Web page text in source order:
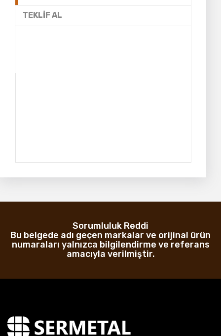
TEKLIF AL
Sorumluluk Reddi
Bu belgede adı geçen markalar ve orijinal ürün
numaraları yalnızca bilgilendirme ve referans
amacıyla verilmiştir.